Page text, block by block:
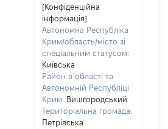
[Конфіденційна
інформація]
Автономна Республіка
Крим/область/місто зі
спеціальним статусом:
Київська
Район в області та
Автономній Республіці
Крим: Вишгородський
Територіальна громада:
Петрівська